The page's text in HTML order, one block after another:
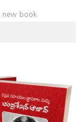
new book